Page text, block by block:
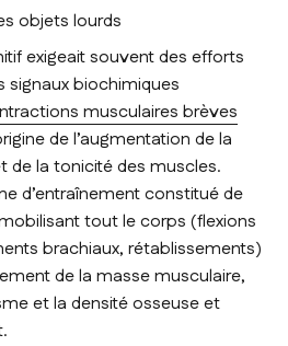
objets lourds
exigeait souvent des efforts
signaux biochimiques
musculaires brèves
de l’augmentation de la
de la tonicité des muscles.
d’entraînement constitué de
tout le corps (flexions
brachiaux, rétablissements)
de la masse musculaire,
et la densité osseuse et